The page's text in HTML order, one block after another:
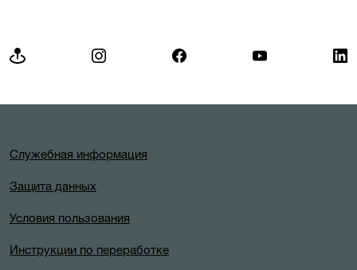
Служебная информация
Защита данных
Условия пользования
Инструкции по переработке